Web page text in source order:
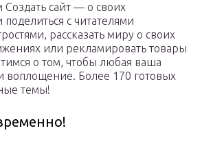
сайт — о своих
с читателями
рассказать миру о своих
или рекламировать товары
о том, чтобы любая ваша
воплощение. Более 170 готовых
темы!